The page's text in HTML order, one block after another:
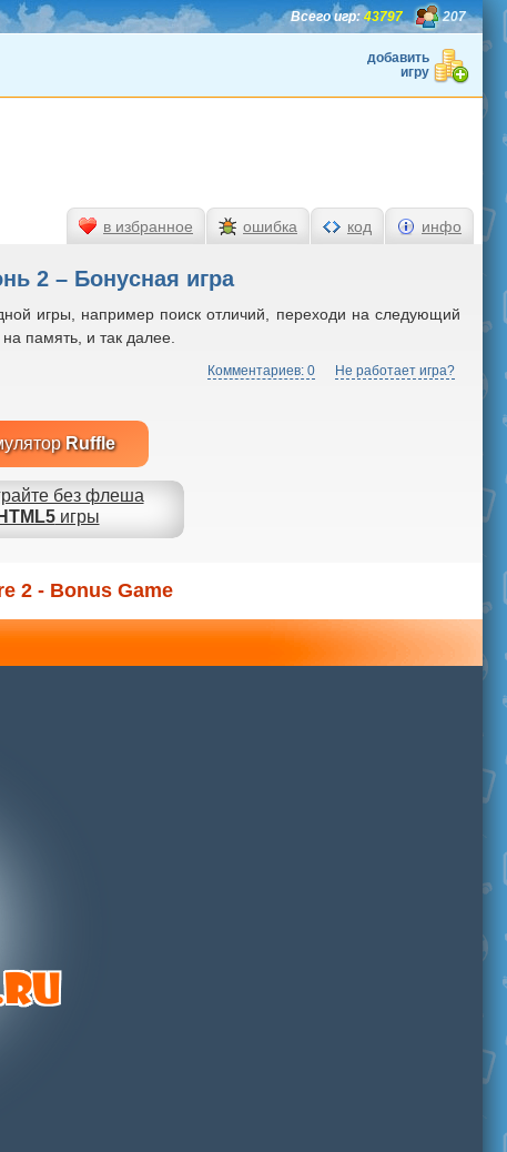
207
Всего игр:43797
добавить
игру
2 – Бонусная игра
игры, например поиск отличий, переходи на следующий
память, и так далее.
Комментариев: 0 Не работает игра?
Ruffle
без флеша
HTML5игры
в избранное ошибка код инфо
2 - Bonus Game